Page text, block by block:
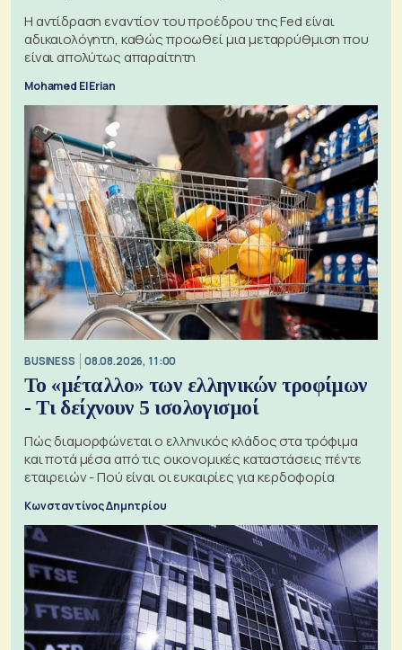
Η αντίδραση εναντίον του προέδρου της Fed είναι
αδικαιολόγητη, καθώς προωθεί μια μεταρρύθμιση που
είναι απολύτως απαραίτητη
Mohamed El Erian
BUSINESS 08.08.2026, 11:00
Το «μέταλλο» των ελληνικών τροφίμων
- Τι δείχνουν 5 ισολογισμοί
Πώς διαμορφώνεται ο ελληνικός κλάδος στα τρόφιμα
και ποτά μέσα από τις οικονομικές καταστάσεις πέντε
εταιρειών - Πού είναι οι ευκαιρίες για κερδοφορία
Κωνσταντίνος Δημητρίου